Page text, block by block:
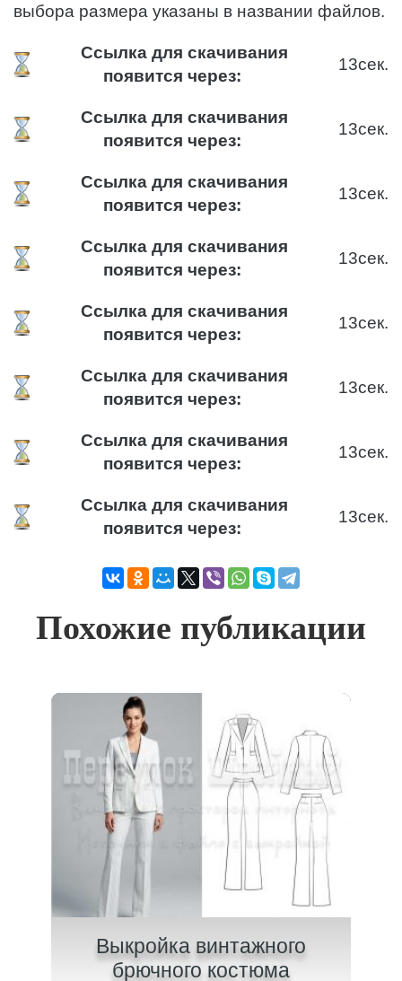
выбора размера указаны в названии файлов.
Ссылка для скачивания
появится через:
12сек.
Ссылка для скачивания
появится через:
12сек.
Ссылка для скачивания
появится через:
12сек.
Ссылка для скачивания
появится через:
12сек.
Ссылка для скачивания
появится через:
12сек.
Ссылка для скачивания
появится через:
12сек.
Ссылка для скачивания
появится через:
12сек.
Ссылка для скачивания
появится через:
12сек.
Похожие публикации
Выкройка винтажного
брючного костюма